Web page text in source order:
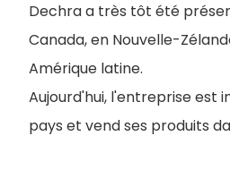
Dechra a très tôt été
Canada, en Nouvelle-
Amérique latine.
Aujourd'hui, l'entreprise est
pays et vend ses produits